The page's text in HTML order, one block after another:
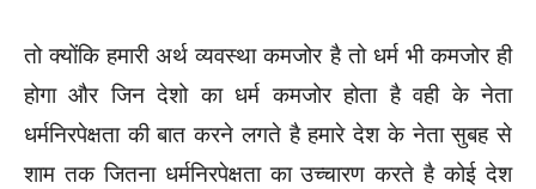
तो क्योंकि हमारी अर्थ व्यवस्था कमजोर है तो धर्म भी कमजोर ही
होगा और जिन देशो का धर्म कमजोर होता है वही के नेता
धर्मनिरपेक्षता की बात करने लगते है हमारे देश के नेता सुबह से
शाम तक जितना धर्मनिरपेक्षता का उच्चारण करते है कोई देश